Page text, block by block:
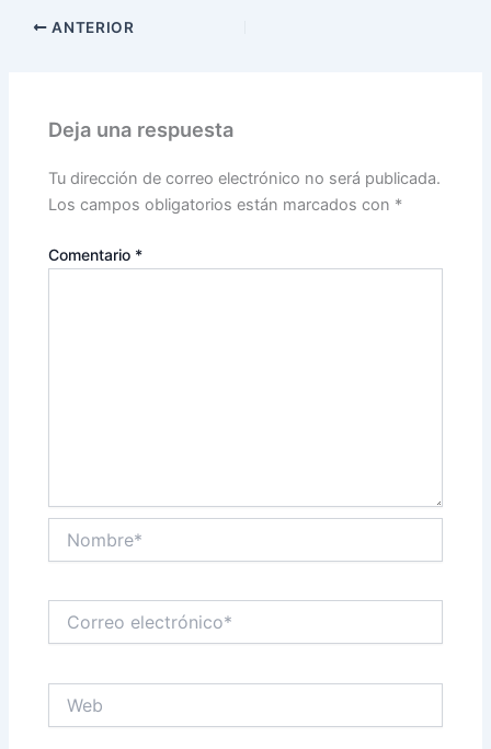
ANTERIOR
Deja una respuesta
Tu dirección de correo electrónico no será publicada.
Los campos obligatorios están marcados con *
Comentario *
electrónico*